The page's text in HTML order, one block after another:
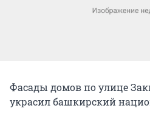
Фасады домов по улице
украсил башкирский